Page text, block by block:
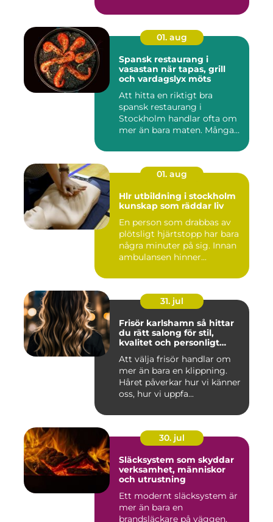
01. aug
Spansk restaurang i
vasastan när tapas, grill
och vardagslyx möts
Att hitta en riktigt bra
spansk restaurang i
Stockholm handlar ofta om
mer än bara maten. Många
01. aug
Hlr utbildning i stockholm
kunskap som räddar liv
En person som drabbas av
plötsligt hjärtstopp har bara
några minuter på sig. Innan
ambulansen hinner...
31. jul
Frisör karlshamn så hittar
du rätt salong för stil,
kvalitet och personligt
Att välja frisör handlar om
mer än bara en klippning.
Håret påverkar hur vi känner
oss, hur vi uppfa...
30. jul
Släcksystem som skyddar
verksamhet, människor
och utrustning
Ett modernt släcksystem är
mer än bara en
brandsläckare på väggen.